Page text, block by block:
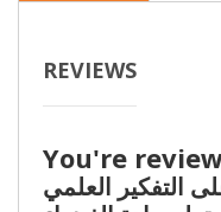
REVIEWS
You're
التفكير العلمي